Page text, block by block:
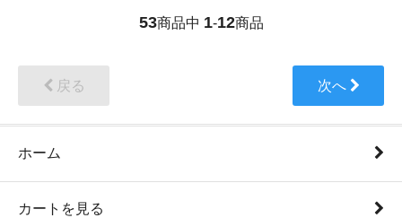
53商品中 1-12商品
戻る 次へ
ホーム
カートを見る